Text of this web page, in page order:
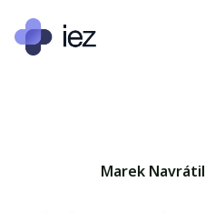
Marek Navrátil